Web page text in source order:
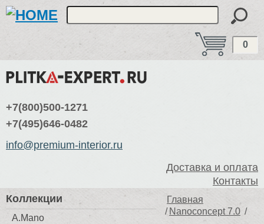
0
+7(800)500-1271
+7(495)646-0482
info@premium-interior.ru
Доставка и оплата
Контакты
Коллекции
A.Mano
Главная
/ Nanoconcept 7.0 /